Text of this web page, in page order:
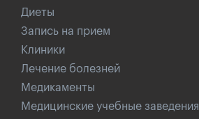
Диеты
Запись на прием
Клиники
Лечение болезней
Медикаменты
Медицинские учебные заведения